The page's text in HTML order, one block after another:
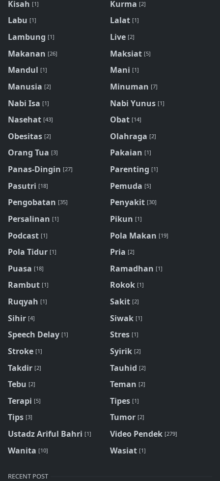
Kisah [1] Kurma [2]
Labu [1] Lalat [1]
Lambung [1] Live [2]
Makanan [26] Maksiat [5]
Mandul [1] Mani [1]
Manusia [2] Minuman [7]
Nabi Isa [1] Nabi Yunus [1]
Nasehat [43] Obat [14]
Obesitas [2] Olahraga [2]
Orang Tua [3] Pakaian [1]
Panas-Dingin [27] Parenting [1]
Pasutri [18] Pemuda [5]
Pengobatan [35] Penyakit [30]
Persalinan [1] Pikun [1]
Podcast [1] Pola Makan [19]
Pola Tidur [1] Pria [2]
Puasa [18] Ramadhan [1]
Rambut [1] Rokok [1]
Ruqyah [1] Sakit [2]
Sihir [4] Siwak [1]
Speech Delay [1] Stres [1]
Stroke [1] Syirik [2]
Takdir [2] Tauhid [2]
Tebu [2] Teman [2]
Terapi [5] Tipes [1]
Tips [3] Tumor [2]
Ustadz Ariful Bahri [1] Video Pendek [279]
Wanita [10] Wasiat [1]
RECENT POST